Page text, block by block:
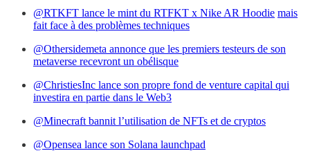
@RTKFT lance le mint du RTFKT x Nike AR Hoodie mais
fait face à des problèmes techniques
@Othersidemeta annonce que les premiers testeurs de son
metaverse recevront un obélisque
@ChristiesInc lance son propre fond de venture capital qui
investira en partie dans le Web3
@Minecraft bannit l’utilisation de NFTs et de cryptos
@Opensea lance son Solana launchpad